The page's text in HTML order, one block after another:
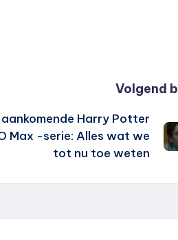
Volgend
aankomende Harry Potter
Max -serie: Alles wat we
tot nu toe weten